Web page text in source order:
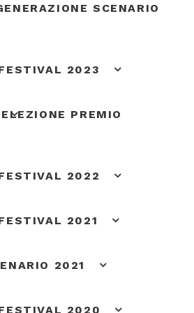
SCENARIO
2023
PREMIO
2022
2021
2021
2020